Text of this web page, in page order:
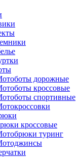
дорожные
кроссовые
спортивные
кроссовые
туринг